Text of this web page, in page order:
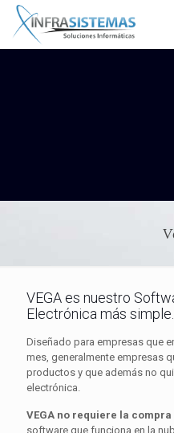
VEGA es nuestro
Electrónica más simple.
Diseñado para empresas que
mes, generalmente empresas
productos y que además no
electrónica.
VEGA no requiere la
software que funciona en la